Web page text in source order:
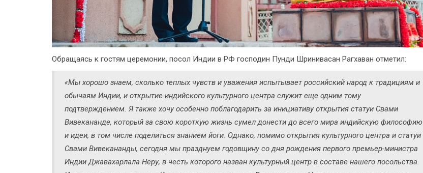
Обращаясь к гостям церемонии, посол Индии в РФ господин Пунди Шринивасан Рагхаван отметил:
«Мы хорошо знаем, сколько теплых чувств и уважения испытывает российский народ к традициям и
обычаям Индии, и открытие индийского культурного центра служит еще одним тому
подтверждением. Я также хочу особенно поблагодарить за инициативу открытия статуи Свами
Вивекананде, который за свою короткую жизнь сумел донести до всего мира индийскую философию
и идеи, в том числе поделиться знанием йоги. Однако, помимо открытия культурного центра и статуи
Свами Вивекананды, сегодня мы празднуем годовщину со дня рождения первого премьер-министра
Индии Джавахарлала Неру, в честь которого назван культурный центр в составе нашего посольства.